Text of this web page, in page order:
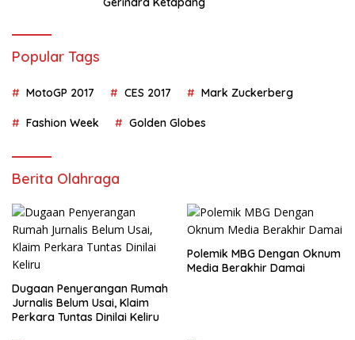
Popular Tags
MotoGP 2017 CES 2017 Mark Zuckerberg
Fashion Week Golden Globes
Berita Olahraga
Dugaan Penyerangan Rumah
Jurnalis Belum Usai, Klaim
Perkara Tuntas Dinilai Keliru
Polemik MBG Dengan Oknum
Media Berakhir Damai